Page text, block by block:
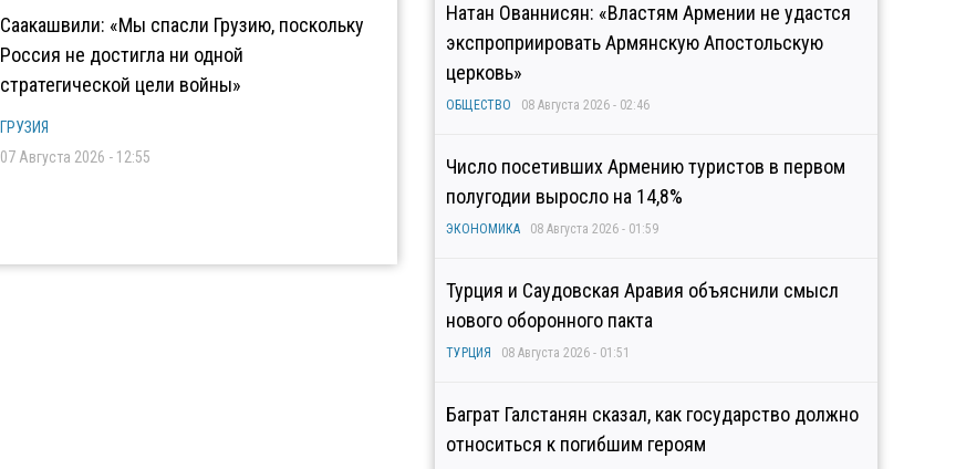
Саакашвили: «Мы спасли Грузию, поскольку
Россия не достигла ни одной
стратегической цели войны»
ГРУЗИЯ
07 Августа 2026 - 12:55
Натан Ованнисян: «Властям Армении не удастся
экспроприировать Армянскую Апостольскую
церковь»
ОБЩЕСТВО 08 Августа 2026 - 02:46
Число посетивших Армению туристов в первом
полугодии выросло на 14,8%
ЭКОНОМИКА 08 Августа 2026 - 01:59
Турция и Саудовская Аравия объяснили смысл
нового оборонного пакта
ТУРЦИЯ 08 Августа 2026 - 01:51
Баграт Галстанян сказал, как государство должно
относиться к погибшим героям